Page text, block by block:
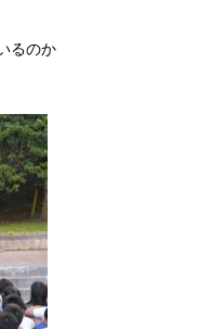
るのか